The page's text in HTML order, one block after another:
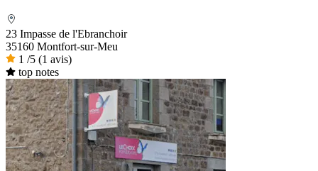
23 Impasse de l'Ebranchoir
35160 Montfort-sur-Meu
1 /5 (1 avis)
top notes